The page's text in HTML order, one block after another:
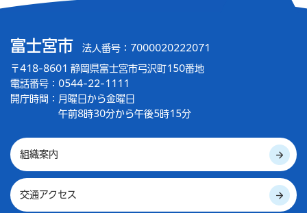
富士宮市 法人番号：7000020222071
〒418-8601 静岡県富士宮市弓沢町150番地
電話番号：0544-22-1111
開庁時間： 月曜日から金曜日
午前8時30分から午後5時15分
組織案内
交通アクセス